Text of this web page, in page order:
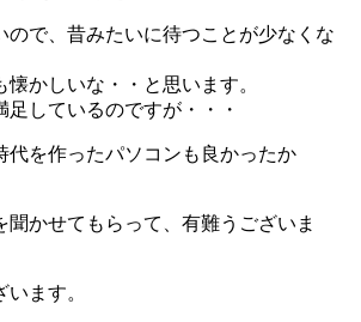
ので、昔みたいに待つことが少なくな
かしいな・・と思います。
しているのですが・・・
代を作ったパソコンも良かったか
聞かせてもらって、有難うございま
ます。